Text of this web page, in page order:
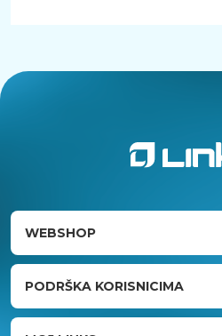
WEBSHOP
PODRŠKA KORISNICIMA